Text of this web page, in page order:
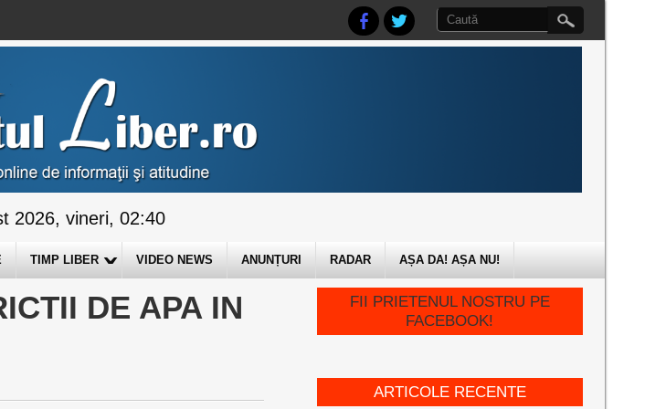
2026, vineri, 02:40
TIMP LIBER VIDEO NEWS ANUNȚURI RADAR AȘA DA! AȘA NU!
DE APA IN
FII PRIETENUL NOSTRU PE
FACEBOOK!
ARTICOLE RECENTE